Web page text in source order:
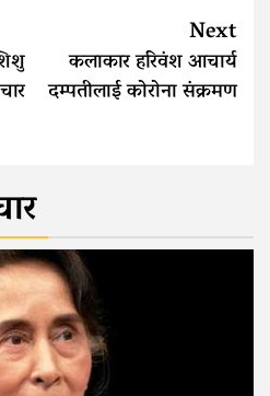
Next
कलाकार हरिवंश आचार्य
दम्पतीलाई कोरोना संक्रमण